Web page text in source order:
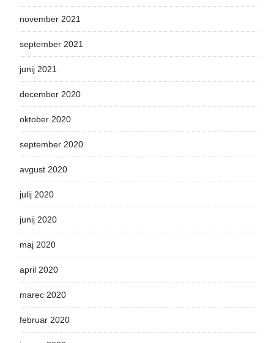
november 2021
september 2021
junij 2021
december 2020
oktober 2020
september 2020
avgust 2020
julij 2020
junij 2020
maj 2020
april 2020
marec 2020
februar 2020